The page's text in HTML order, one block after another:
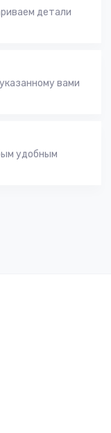
детали
вами
удобным